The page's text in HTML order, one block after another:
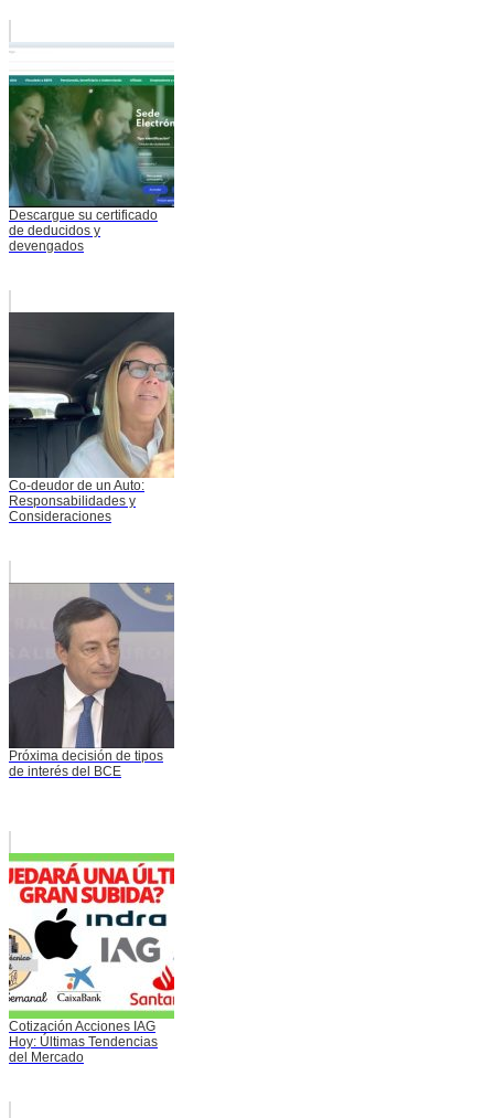
Descargue su certificado
de deducidos y
devengados
Co-deudor de un Auto:
Responsabilidades y
Consideraciones
Próxima decisión de tipos
de interés del BCE
Cotización Acciones IAG
Hoy: Últimas Tendencias
del Mercado